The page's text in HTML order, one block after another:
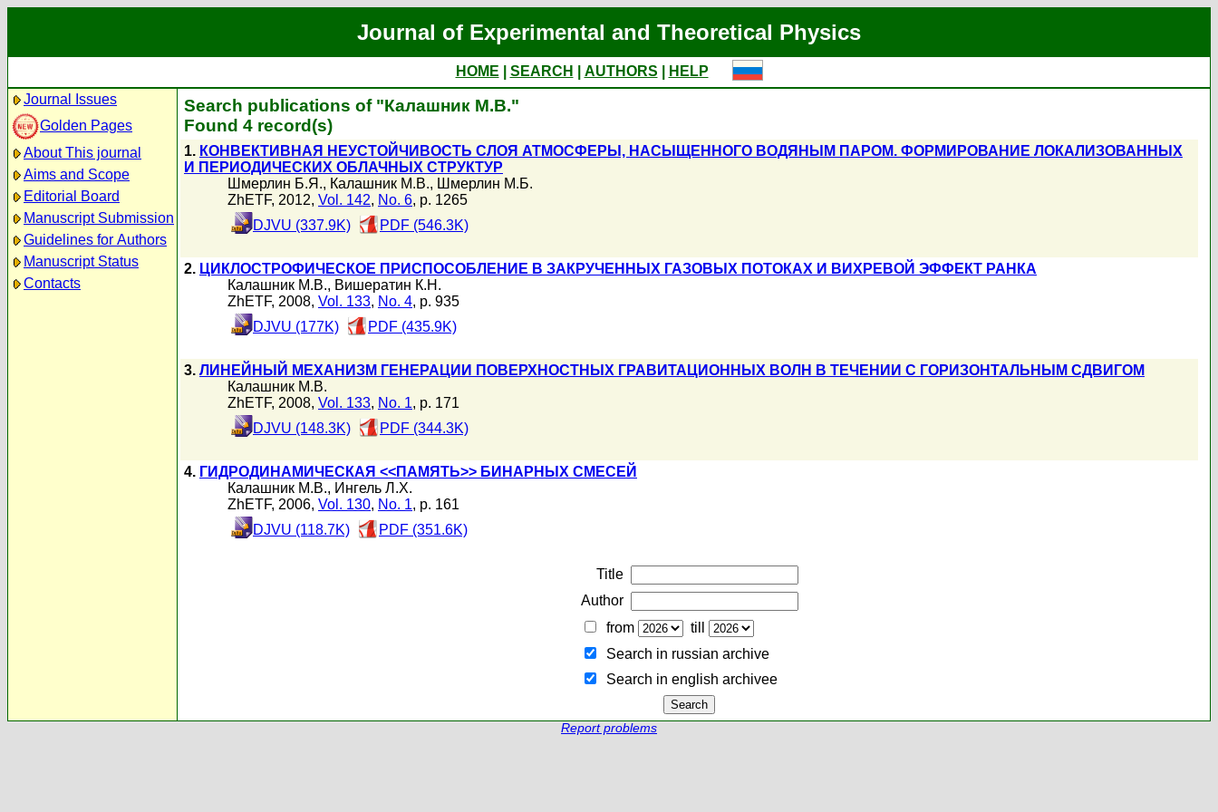
Journal of Experimental and Theoretical Physics
HOME SEARCH AUTHORS
HELP
Journal Issues
Golden Pages
About This journal
Aims and Scope
Editorial Board
Manuscript Submission
Guidelines for Authors
Manuscript Status
Contacts
Search publications of "Калашник М.В."
Found 4 record(s)
1. КОНВЕКТИВНАЯ НЕУСТОЙЧИВОСТЬ СЛОЯ АТМОСФЕРЫ, НАСЫЩЕННОГО ВОДЯНЫМ ПАРОМ. ФОРМИРОВАНИЕ ЛОКАЛИЗОВАННЫХ
И ПЕРИОДИЧЕСКИХ ОБЛАЧНЫХ СТРУКТУР
Шмерлин Б.Я., Калашник М.В., Шмерлин М.Б.
ZhETF, 2012, Vol. 142, No. 6, p. 1265
DJVU (337.9K)
PDF (546.3K)
2. ЦИКЛОСТРОФИЧЕСКОЕ ПРИСПОСОБЛЕНИЕ В ЗАКРУЧЕННЫХ ГАЗОВЫХ ПОТОКАХ И ВИХРЕВОЙ ЭФФЕКТ РАНКА
Калашник М.В., Вишератин К.Н.
ZhETF, 2008, Vol. 133, No. 4, p. 935
DJVU (177K)
PDF (435.9K)
3. ЛИНЕЙНЫЙ МЕХАНИЗМ ГЕНЕРАЦИИ ПОВЕРХНОСТНЫХ ГРАВИТАЦИОННЫХ ВОЛН В ТЕЧЕНИИ С ГОРИЗОНТАЛЬНЫМ СДВИГОМ
Калашник М.В.
ZhETF, 2008, Vol. 133, No. 1, p. 171
DJVU (148.3K)
PDF (344.3K)
4. ГИДРОДИНАМИЧЕСКАЯ <<ПАМЯТЬ>> БИНАРНЫХ СМЕСЕЙ
Калашник М.В., Ингель Л.Х.
ZhETF, 2006, Vol. 130, No. 1, p. 161
DJVU (118.7K)
PDF (351.6K)
Title
Author
from
till
Search in russian archive
Search in english archiveе
Report problems